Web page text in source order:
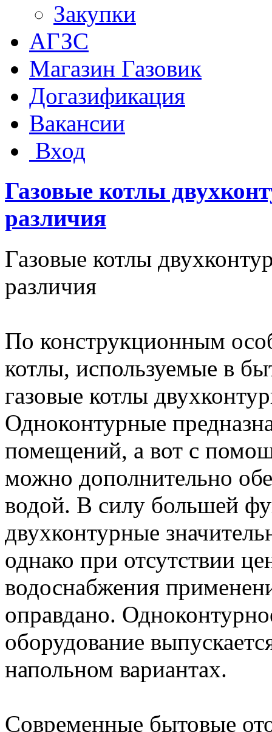
Закупки
АГЗС
Магазин Газовик
Догазификация
Вакансии
Вход
Газовые котлы
различия
Газовые котлы
различия
По конструкционным
котлы, используемые в
газовые котлы
Одноконтурные
помещений, а вот с
можно дополнительно
водой. В силу большей
двухконтурные
однако при отсутствии
водоснабжения
оправдано.
оборудование
напольном вариантах.
Современные бытовые